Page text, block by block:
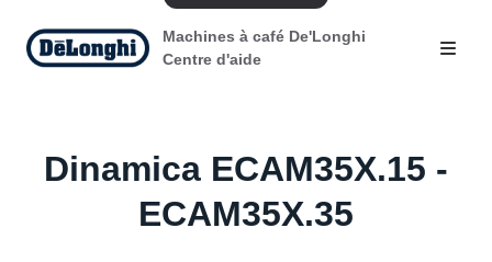
Machines à café De'Longhi
Centre d'aide
Dinamica ECAM35X.15 -
ECAM35X.35